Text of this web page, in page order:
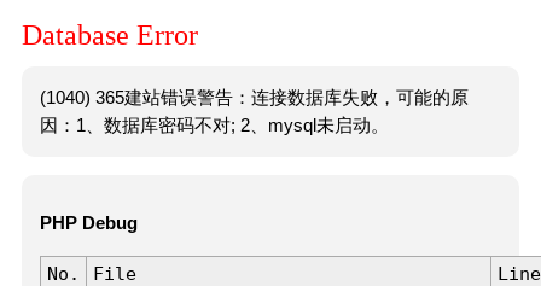
Database Error
(1040) 365建站错误警告：连接数据库失败，可能的原
因：1、数据库密码不对; 2、mysql未启动。
PHP Debug
No. File
Line